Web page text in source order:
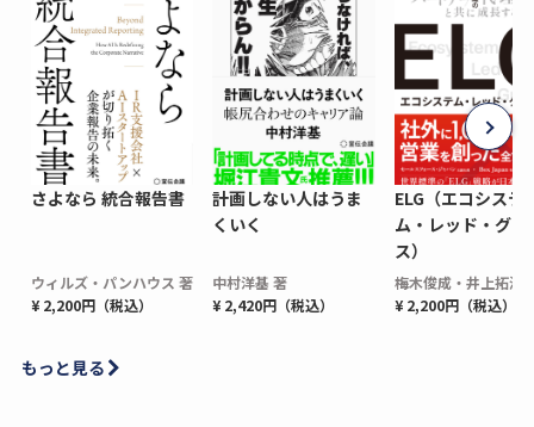
さよなら 統合報告書
ウィルズ・パンハウス 著
¥ 2,200円（税込）
計画しない人はうま
くいく
中村洋基 著
¥ 2,420円（税込）
ELG（エコシステ
ム・レッド・グロ
ス）
梅木俊成・井上拓海
¥ 2,200円（税込）
もっと見る